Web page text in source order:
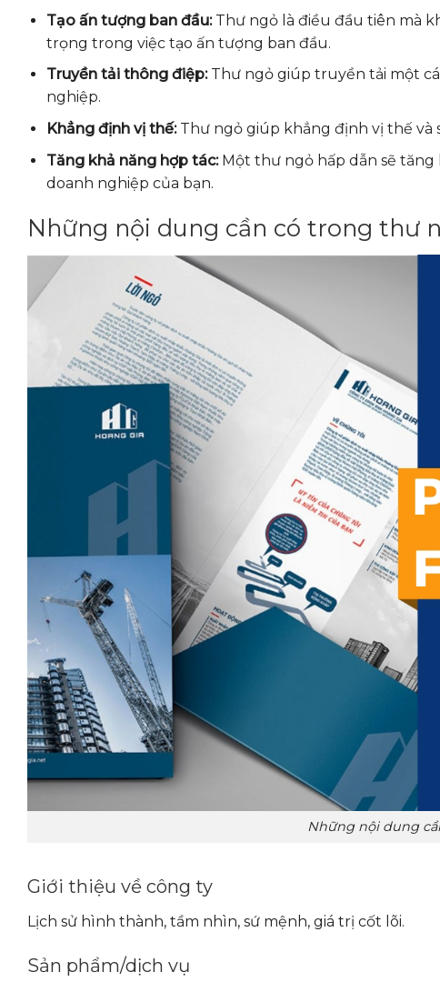
Tạo ấn tượng ban đầu:Thư ngỏ là điều đầu tiên mà
trọng trong việc tạo ấn tượng ban đầu.
Truyền tải thông điệp:Thư ngỏ giúp truyền tải một
nghiệp.
Khẳng định vị thế:Thư ngỏ giúp khẳng định vị thế và
Tăng khả năng hợp tác:Một thư ngỏ hấp dẫn sẽ tăng
doanh nghiệp của bạn.
Những nội dung cần có trong thư
Những nội dung
Giới thiệu về công ty
Lịch sử hình thành, tầm nhìn, sứ mệnh, giá trị cốt lõi.
Sản phẩm/dịch vụ